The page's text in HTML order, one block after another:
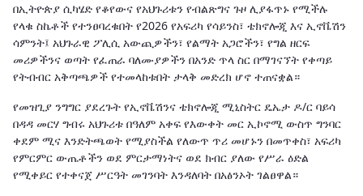
በኢትዮጵያ ሲካሄድ የቆየውና የአህጉሪቱን የብልጽግና ጉዞ ሊያፋጥኑ የሚችሉ
የላቁ ስኬቶች የተንፀባረቁበት የ2026 የአፍሪካ የሳይንስ፣ ቴክኖሎጂ እና ኢኖቬሽን
ሳምንት፤ አህጉራዊ ፖሊሲ አውጪዎችን፣ የልማት አጋሮችን፣ የግል ዘርፍ
መሪዎችንና ወጣት የፈጠራ ባለሙያዎችን በአንድ ጥላ ስር በማገናኘት የቀጣይ
የትብብር አቅጣጫዎች የተመላከቱበት ታላቅ መድረክ ሆኖ ተጠናቋል።
የመዝጊያ ንግግር ያደረጉት የኢኖቬሽንና ቴክኖሎጂ ሚኒስትር ዴኤታ ዶ/ር ባይሳ
በዳዳ መርሃ ግብሩ አህጉሪቱ በዓለም አቀፍ የእውቀት መር ኢኮኖሚ ውስጥ ግንባር
ቀደም ሚና እንድትጫወት የሚያስችል የለውጥ ጥሪ መሆኑን በመጥቀስ፣ አፍሪካ
የምርምር ውጤቶችን ወደ ምርታማነትና ወደ ክብር ያለው የሥራ ዕድል
የሚቀይር የተቀናጀ ሥርዓት መገንባት እንዳለባት በአፅንኦት ገልፀዋል።